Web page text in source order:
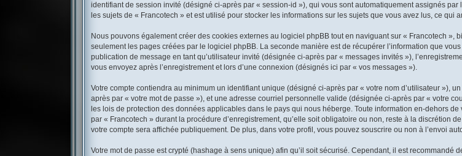
identifiant de session invité (désigné ci-après par « session-id »), qui vous sont automatiquement assignés
les sujets de « Francotech » et est utilisé pour stocker les informations sur les sujets que vous avez lus, ce qui
Nous pouvons également créer des cookies externes au logiciel phpBB tout en naviguant sur « Francotech
seulement les pages créées par le logiciel phpBB. La seconde manière est de récupérer l’information que
publication de message en tant qu’utilisateur invité (désignée ci-après par « messages invités »),
vous envoyez après l’enregistrement et lors d’une connexion (désignés ici par « vos messages »).
Votre compte contiendra au minimum un identifiant unique (désigné ci-après par « votre nom d’utilisateur »),
après par « votre mot de passe »), et une adresse courriel personnelle valide (désignée ci-après par « votre
les lois de protection des données applicables dans le pays qui nous héberge. Toute information en-dehors
par « Francotech » durant la procédure d’enregistrement, qu’elle soit obligatoire ou non, reste à la discrétion
votre compte sera affichée publiquement. De plus, dans votre profil, vous pouvez souscrire ou non à l’envoi
Votre mot de passe est crypté (hashage à sens unique) afin qu’il soit sécurisé. Cependant, il est recommandé